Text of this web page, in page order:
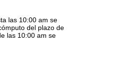
las 10:00 am se
del plazo de
las 10:00 am se